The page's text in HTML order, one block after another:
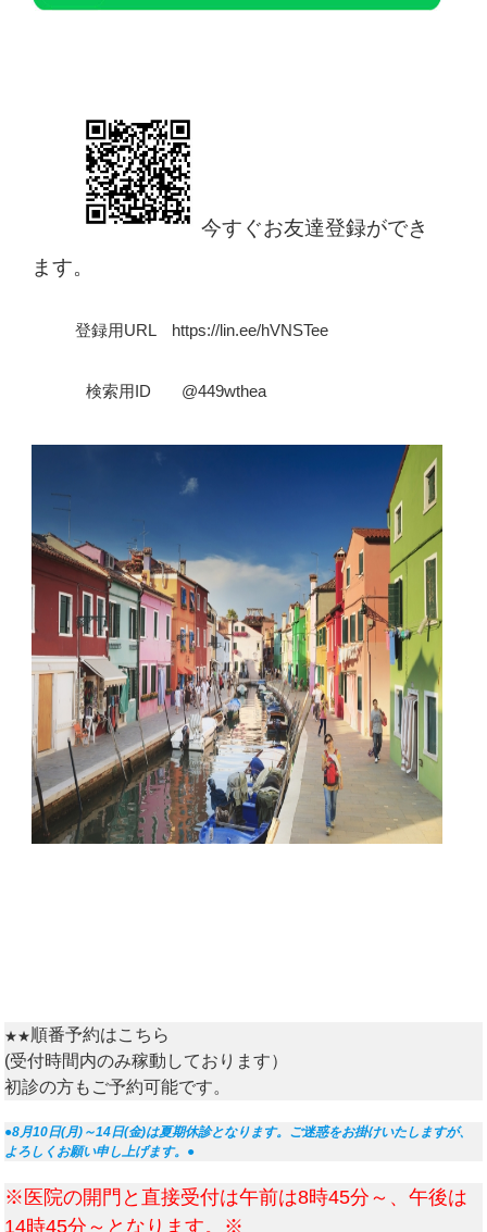
今すぐお友達登録ができ
ます。
登録用URL　https://lin.ee/hVNSTee
検索用ID       @449wthea
★★順番予約はこちら
(受付時間内のみ稼動しております）
初診の方もご予約可能です。
●8月10日(月)～14日(金)は夏期休診となります。ご迷惑をお掛けいたしますが、
よろしくお願い申し上げます。●
※医院の開門と直接受付は午前は8時45分～、午後は
14時45分～となります。※